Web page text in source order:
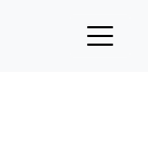
de